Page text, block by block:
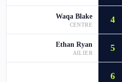
Waqa Blake
CENTRE 4
Ethan Ryan
AILIER 5
6